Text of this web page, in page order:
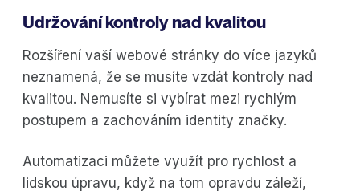
Udržování kontroly nad kvalitou
Rozšíření vaší webové stránky do více jazyků
neznamená, že se musíte vzdát kontroly nad
kvalitou. Nemusíte si vybírat mezi rychlým
postupem a zachováním identity značky.
Automatizaci můžete využít pro rychlost a
lidskou úpravu, když na tom opravdu záleží,